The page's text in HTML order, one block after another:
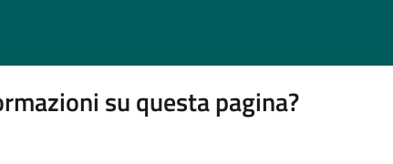
su questa pagina?